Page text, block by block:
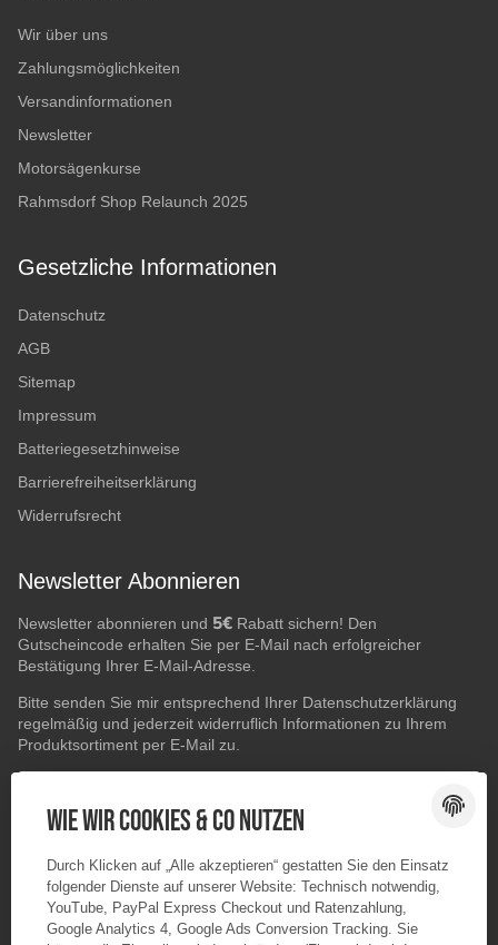
Wir über uns
Zahlungsmöglichkeiten
Versandinformationen
Newsletter
Motorsägenkurse
Rahmsdorf Shop Relaunch 2025
Gesetzliche Informationen
Datenschutz
AGB
Sitemap
Impressum
Batteriegesetzhinweise
Barrierefreiheitserklärung
Widerrufsrecht
Newsletter Abonnieren
Newsletter abonnieren und 5€ Rabatt sichern! Den
Gutscheincode erhalten Sie per E-Mail nach erfolgreicher
Bestätigung Ihrer E-Mail-Adresse.
Bitte senden Sie mir entsprechend Ihrer Datenschutzerklärung
regelmäßig und jederzeit widerruflich Informationen zu Ihrem
Produktsortiment per E-Mail zu.
ABONNIEREN
Wie wir Cookies & Co nutzen
Durch Klicken auf „Alle akzeptieren“ gestatten Sie den Einsatz
folgender Dienste auf unserer Website: Technisch notwendig,
YouTube, PayPal Express Checkout und Ratenzahlung,
Google Analytics 4, Google Ads Conversion Tracking. Sie